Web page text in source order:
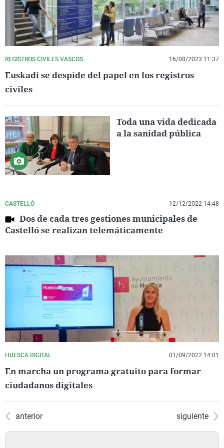
REGISTROS CIVILES VASCOS 16/08/2023 11:37
Euskadi se despide del papel en los registros
civiles
Toda una vida dedicada
a la sanidad pública
CASTELLÓ 12/12/2022 14:48
Dos de cada tres gestiones municipales de
Castelló se realizan telemáticamente
HUESCA DIGITAL 01/09/2022 14:01
En marcha un programa gratuito para formar
ciudadanos digitales
anterior siguiente